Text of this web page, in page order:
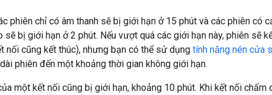
phiên chỉ có âm thanh sẽ bị giới hạn ở 15 phút và các phiên có
sẽ bị giới hạn ở 2 phút. Nếu vượt quá các giới hạn này, phiên sẽ
nối cũng kết thúc), nhưng bạn có thể sử dụng tính năng nén cửa
phiên đến một khoảng thời gian không giới hạn.
một kết nối cũng bị giới hạn, khoảng 10 phút. Khi kết nối chấm